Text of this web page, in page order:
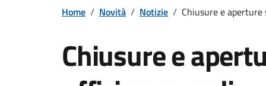
Home / Novità / Notizie / Chiusure e
Chiusure e